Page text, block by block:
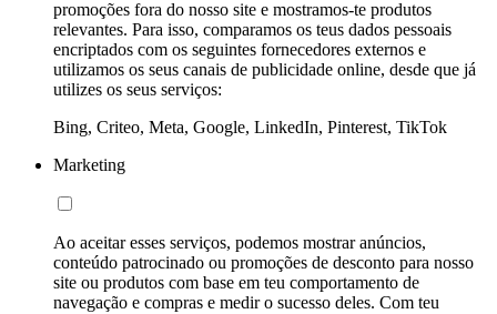
promoções fora do nosso site e mostramos-te produtos
relevantes. Para isso, comparamos os teus dados pessoais
encriptados com os seguintes fornecedores externos e
utilizamos os seus canais de publicidade online, desde que já
utilizes os seus serviços:
Bing, Criteo, Meta, Google, LinkedIn, Pinterest, TikTok
Marketing
Ao aceitar esses serviços, podemos mostrar anúncios,
conteúdo patrocinado ou promoções de desconto para nosso
site ou produtos com base em teu comportamento de
navegação e compras e medir o sucesso deles. Com teu